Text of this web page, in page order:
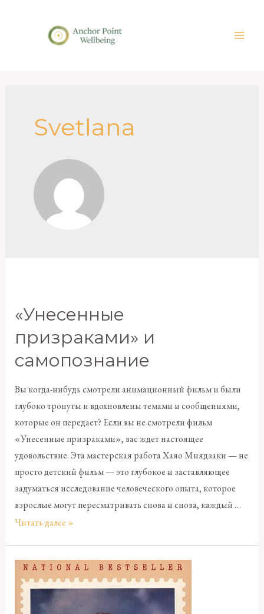
Svetlana
«Унесенные
призраками» и
самопознание
Вы когда-нибудь смотрели анимационный фильм и были
глубоко тронуты и вдохновлены темами и сообщениями,
которые он передает? Если вы не смотрели фильм
«Унесенные призраками», вас ждет настоящее
удовольствие. Эта мастерская работа Хаяо Миядзаки — не
просто детский фильм — это глубокое и заставляющее
задуматься исследование человеческого опыта, которое
взрослые могут пересматривать снова и снова, каждый …
Читать далее »